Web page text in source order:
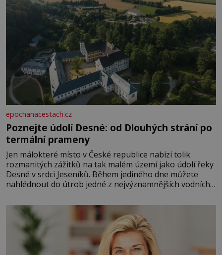
epochanacestach.cz
Poznejte údolí Desné: od Dlouhých strání po
termální prameny
Jen málokteré místo v České republice nabízí tolik
rozmanitých zážitků na tak malém území jako údolí řeky
Desné v srdci Jeseníků. Během jediného dne můžete
nahlédnout do útrob jedné z nejvýznamnějších vodních
se na koloběžce a den zakončit poznáváním památek ve
Velkých Losinách nebo v termálním